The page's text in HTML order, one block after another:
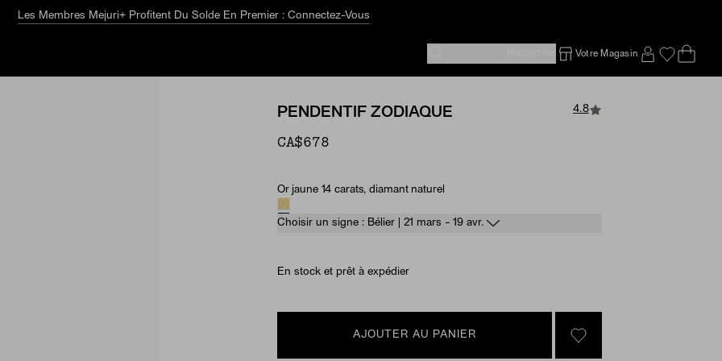
Le guide estivalExplorez
Votre Magasin
PENDENTIF ZODIAQUE 4.8
CA$678
Material & Stone Options
Or jaune 14 carats, diamant naturel
Choisir un signe : Bélier | 21 mars - 19 avr.
En stock et prêt à expédier
AJOUTER AU PANIER
SIGN IN TO GO TO